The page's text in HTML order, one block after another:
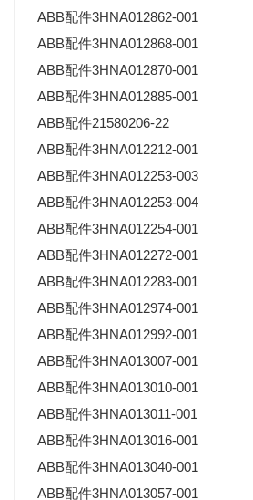
ABB配件3HNA012862-001
ABB配件3HNA012868-001
ABB配件3HNA012870-001
ABB配件3HNA012885-001
ABB配件21580206-22
ABB配件3HNA012212-001
ABB配件3HNA012253-003
ABB配件3HNA012253-004
ABB配件3HNA012254-001
ABB配件3HNA012272-001
ABB配件3HNA012283-001
ABB配件3HNA012974-001
ABB配件3HNA012992-001
ABB配件3HNA013007-001
ABB配件3HNA013010-001
ABB配件3HNA013011-001
ABB配件3HNA013016-001
ABB配件3HNA013040-001
ABB配件3HNA013057-001